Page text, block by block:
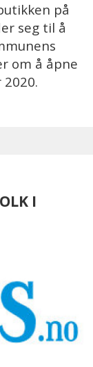
på
seg til å
om å åpne
I